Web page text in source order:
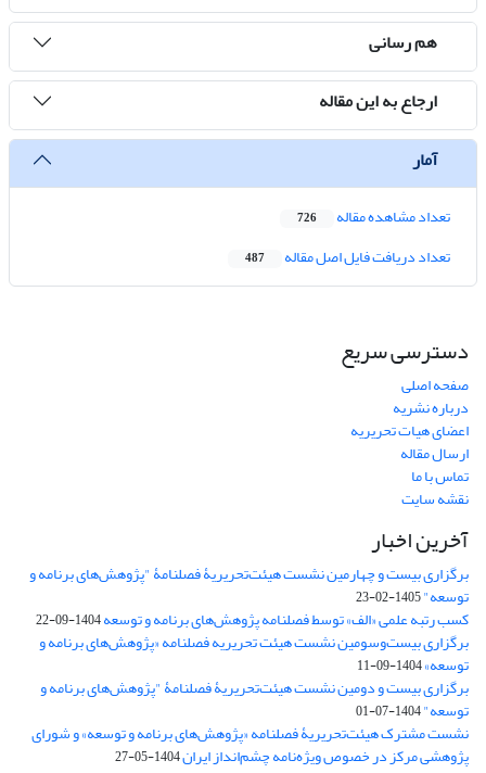
هم رسانی
ارجاع به این مقاله
آمار
تعداد مشاهده مقاله 726
تعداد دریافت فایل اصل مقاله 487
دسترسی سریع
صفحه اصلی
درباره نشریه
اعضای هیات تحریریه
ارسال مقاله
تماس با ما
نقشه سایت
آخرین اخبار
برگزاری بیست و چهارمین نشست هیئت‌تحریریۀ فصلنامۀ "پژوهش‌های برنامه و
توسعه"1405-02-23
کسب رتبه علمی «الف» توسط فصلنامه پژوهش‌های برنامه و توسعه1404-09-22
برگزاری بیست‌وسومین نشست هیئت‌ تحریریه فصلنامه «پژوهش‌های برنامه و
توسعه»1404-09-11
برگزاری بیست و دومین نشست هیئت‌تحریریۀ فصلنامۀ "پژوهش‌های برنامه و
توسعه"1404-07-01
نشست مشترک هیئت‌تحریریۀ فصلنامه «پژوهش‌های برنامه و توسعه» و شورای
پژوهشی مرکز در خصوص ویژه‌نامه چشم‌انداز ایران1404-05-27